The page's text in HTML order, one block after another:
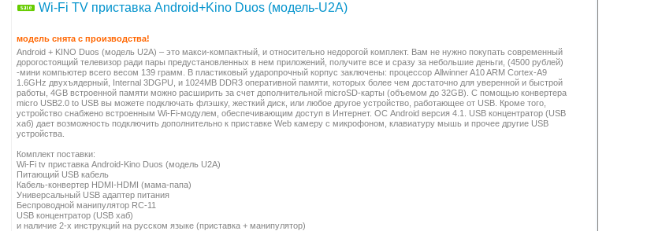
Wi-Fi TV приставка Android+Kino Duos (модель-U2A)
модель снята с производства!
Android + KINO Duos (модель U2A) – это макси-компактный, и относительно недорогой комплект. Вам не нужно покупать современный
дорогостоящий телевизор ради пары предустановленных в нем приложений, получите все и сразу за небольшие деньги, (4500 рублей)
-мини компьютер всего весом 139 грамм. В пластиковый ударопрочный корпус заключены: процессор Allwinner A10 ARM Cortex-A9
1.6GHz двухъядерный, Internal 3DGPU, и 1024MB DDR3 оперативной памяти, которых более чем достаточно для уверенной и быстрой
работы, 4GB встроенной памяти можно расширить за счет дополнительной microSD-карты (объемом до 32GB). С помощью конвертера
micro USB2.0 to USB вы можете подключать флэшку, жесткий диск, или любое другое устройство, работающее от USB. Кроме того,
устройство снабжено встроенным Wi-Fi-модулем, обеспечивающим доступ в Интернет. ОС Android версия 4.1. USB концентратор (USB
хаб) дает возможность подключить дополнительно к приставке Web камеру с микрофоном, клавиатуру мышь и прочее другие USB
устройства.
Комплект поставки:
Wi-Fi tv приставка Android-Kino Duos (модель U2A)
Питающий USB кабель
Кабель-конвертер HDMI-HDMI (мама-папа)
Универсальный USB адаптер питания
Беспроводной манипулятор RC-11
USB концентратор (USB хаб)
и наличие 2-x инструкций на русском языке (приставка + манипулятор)